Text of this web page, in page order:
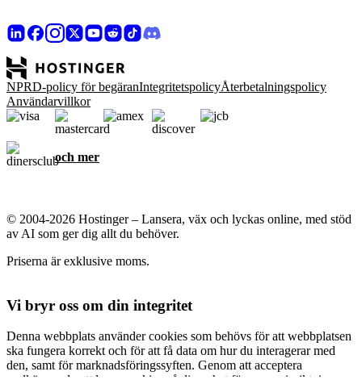
NPRD-policy för begäranIntegritetspolicyÅterbetalningspolicy
Användarvillkor
och mer
© 2004-2026 Hostinger – Lansera, väx och lyckas online, med stöd
av AI som ger dig allt du behöver.
Priserna är exklusive moms.
Vi bryr oss om din integritet
Denna webbplats använder cookies som behövs för att webbplatsen
ska fungera korrekt och för att få data om hur du interagerar med
den, samt för marknadsföringssyften. Genom att acceptera
godkänner du att lagra cookies på din enhet för annonsinriktning,